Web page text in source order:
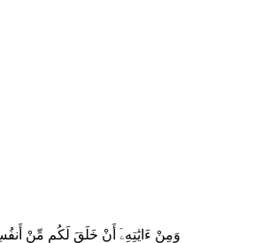
وَمِنْ ءَايَٰتِهِۦٓ أَنْ خَلَقَ لَكُم مِّنْ